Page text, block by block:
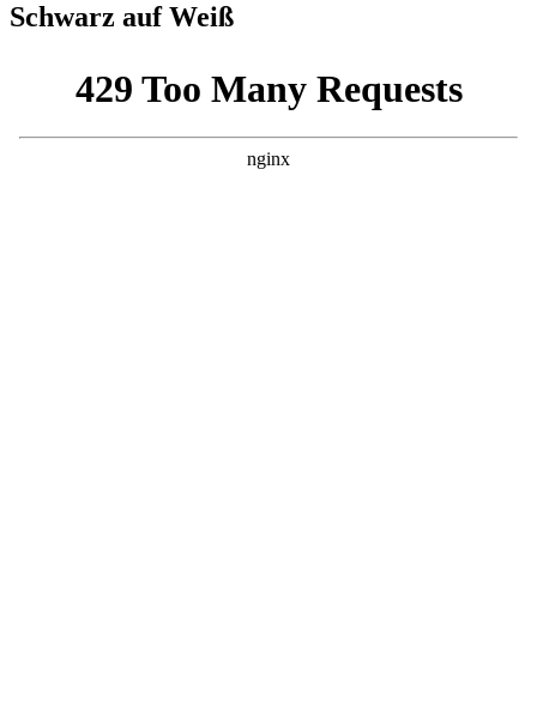
Schwarz auf Weiß